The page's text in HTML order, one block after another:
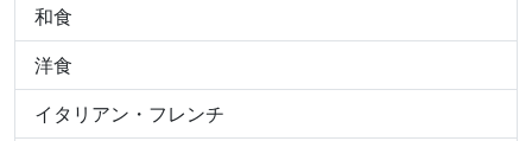
和食
洋食
イタリアン・フレンチ